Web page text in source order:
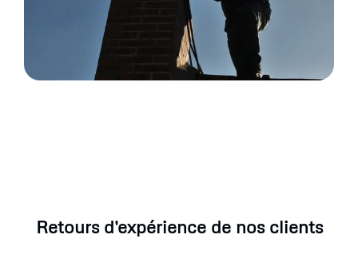
Retours d'expérience de nos clients